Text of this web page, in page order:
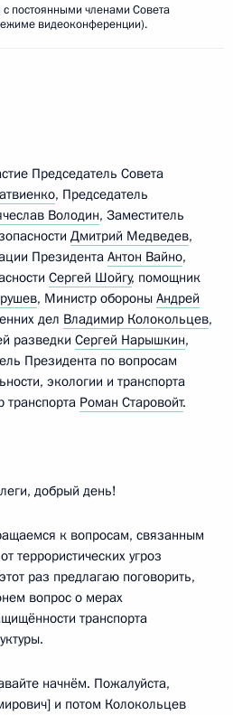
постоянными членами Совета
видеоконференции).
Председатель Совета
, Председатель
Володин, Заместитель
Дмитрий Медведев,
Президента Антон Вайно,
Сергей Шойгу, помощник
, Министр обороны Андрей
дел Владимир Колокольцев,
разведки Сергей Нарышкин,
Президента по вопросам
экологии и транспорта
транспорта Роман Старовойт.
добрый день!
к вопросам, связанным
террористических угроз
раз предлагаю поговорить,
вопрос о мерах
транспорта
начнём. Пожалуйста,
и потом Колокольцев